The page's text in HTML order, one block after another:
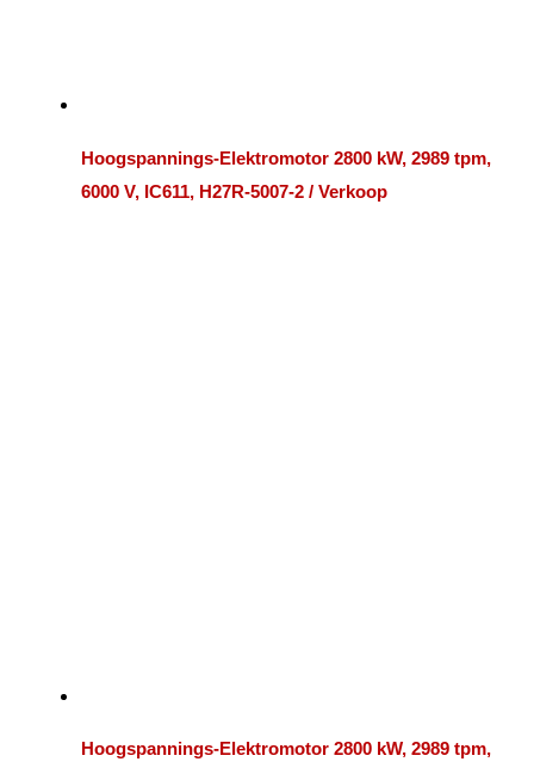
Hoogspannings-Elektromotor 2800 kW, 2989 tpm,
6000 V, IC611, H27R-5007-2 / Verkoop
Hoogspannings-Elektromotor 2800 kW, 2989 tpm,